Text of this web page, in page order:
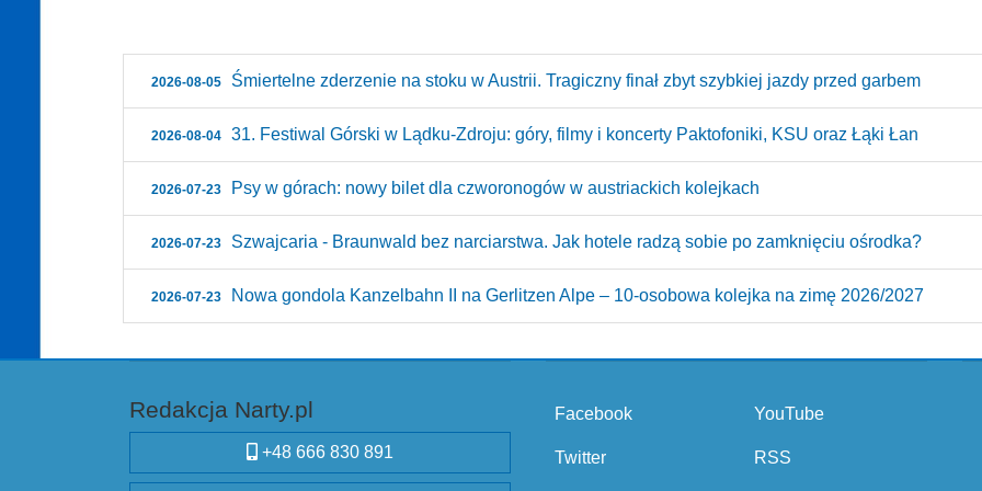
2026-08-05 Śmiertelne zderzenie na stoku w Austrii. Tragiczny finał zbyt szybkiej jazdy przed garbem
2026-08-04 31. Festiwal Górski w Lądku-Zdroju: góry, filmy i koncerty Paktofoniki, KSU oraz Łąki Łan
2026-07-23 Psy w górach: nowy bilet dla czworonogów w austriackich kolejkach
2026-07-23 Szwajcaria - Braunwald bez narciarstwa. Jak hotele radzą sobie po zamknięciu ośrodka?
2026-07-23 Nowa gondola Kanzelbahn II na Gerlitzen Alpe – 10‑osobowa kolejka na zimę 2026/2027
Redakcja Narty.pl
+48 666 830 891
Facebook
Twitter
YouTube
RSS